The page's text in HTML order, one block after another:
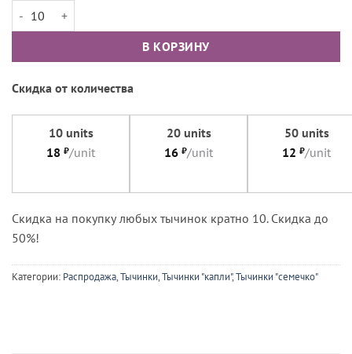
Количество товара Тычинки каплевидные малые сиреневые
В КОРЗИНУ
Скидка от количества
10 units
18 ₽/unit
20 units
16 ₽/unit
50 units
12 ₽/unit
Cкидка на покупку любых тычинок кратно 10. Скидка до
50%!
Категории: Распродажа,Тычинки,Тычинки "капли",Тычинки "семечко"